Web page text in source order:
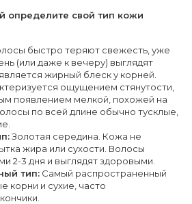
определите свой тип кожи
быстро теряют свежесть, уже
(или даже к вечеру) выглядят
жирный блеск у корней.
ощущением стянутости,
появлением мелкой, похожей на
по всей длине обычно тусклые,
Золотая середина. Кожа не
жира или сухости. Волосы
2-3 дня и выглядят здоровыми.
тип: Самый распространенный
корни и сухие, часто